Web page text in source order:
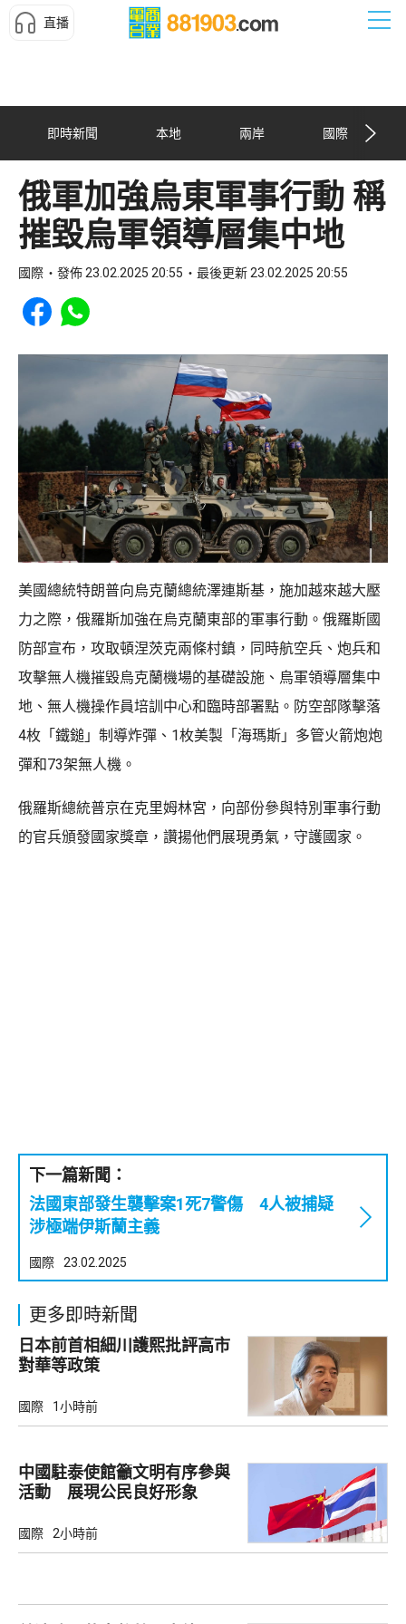
直播
即時新聞 本地 兩岸 國際
俄軍加強烏東軍事行動 稱
摧毀烏軍領導層集中地
國際 發佈 23.02.2025 20:55 最後更新 23.02.2025 20:55
Share to Facebook
Share to WhatsApp
美國總統特朗普向烏克蘭總統澤連斯基，施加越來越大壓
力之際，俄羅斯加強在烏克蘭東部的軍事行動。俄羅斯國
防部宣布，攻取頓涅茨克兩條村鎮，同時航空兵、炮兵和
攻擊無人機摧毀烏克蘭機場的基礎設施、烏軍領導層集中
地、無人機操作員培訓中心和臨時部署點。防空部隊擊落
4枚「鐵鎚」制導炸彈、1枚美製「海瑪斯」多管火箭炮炮
彈和73架無人機。
俄羅斯總統普京在克里姆林宮，向部份參與特別軍事行動
的官兵頒發國家獎章，讚揚他們展現勇氣，守護國家。
下一篇新聞：
法國東部發生襲擊案1死7警傷 4人被捕疑
涉極端伊斯蘭主義
國際 23.02.2025
更多即時新聞
日本前首相細川護熙批評高市
對華等政策
國際 1小時前
中國駐泰使館籲文明有序參與
活動 展現公民良好形象
國際 2小時前